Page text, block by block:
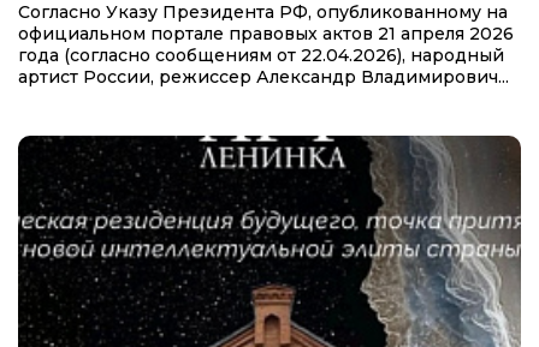
Согласно Указу Президента РФ, опубликованному на
официальном портале правовых актов 21 апреля 2026
года (согласно сообщениям от 22.04.2026), народный
артист России, режиссер Александр Владимирович...